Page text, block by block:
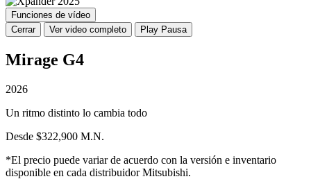
Funciones de vídeo
Cerrar
Ver video completo Play Pausa
Mirage G4
2026
Un ritmo distinto lo cambia todo
Desde $322,900 M.N.
*El precio puede variar de acuerdo con la versión e inventario
disponible en cada distribuidor Mitsubishi.